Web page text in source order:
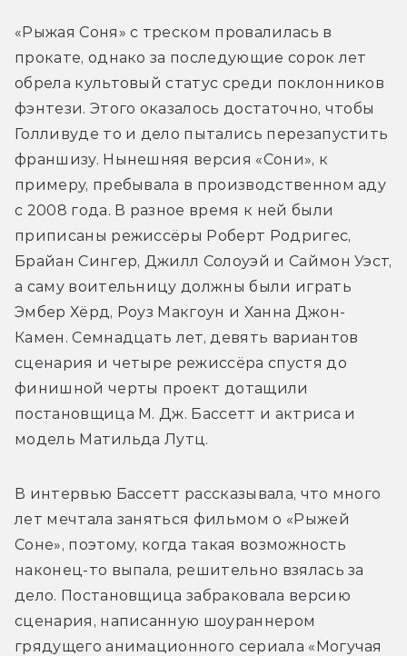
«Рыжая Соня» с треском провалилась в
прокате, однако за последующие сорок лет
обрела культовый статус среди поклонников
фэнтези. Этого оказалось достаточно, чтобы
Голливуде то и дело пытались перезапустить
франшизу. Нынешняя версия «Сони», к
примеру, пребывала в производственном аду
с 2008 года. В разное время к ней были
приписаны режиссёры Роберт Родригес,
Брайан Сингер, Джилл Солоуэй и Саймон Уэст,
а саму воительницу должны были играть
Эмбер Хёрд, Роуз Макгоун и Ханна Джон-
Камен. Семнадцать лет, девять вариантов
сценария и четыре режиссёра спустя до
финишной черты проект дотащили
постановщица М. Дж. Бассетт и актриса и
модель Матильда Лутц.
В интервью Бассетт рассказывала, что много
лет мечтала заняться фильмом о «Рыжей
Соне», поэтому, когда такая возможность
наконец-то выпала, решительно взялась за
дело. Постановщица забраковала версию
сценария, написанную шоураннером
грядущего анимационного сериала «Могучая